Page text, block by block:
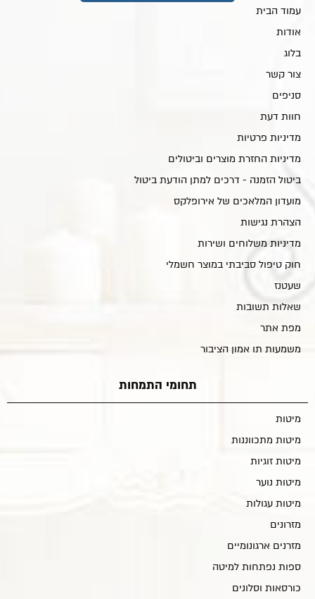
עמוד הבית
אודות
בלוג
צור קשר
סניפים
חוות דעת
מדיניות פרטיות
מדיניות החזרת מוצרים וביטולים
ביטול הזמנה - דרכים למתן הודעת ביטול
מועדון המלאכים של אירופלקס
הצהרת נגישות
מדיניות משלוחים ושירות
חוק טיפול סביבתי במוצר חשמלי
שעטנז
שאלות תשובות
מפת אתר
משמעות תו אמון הציבור
תחומי התמחות
מיטות
מיטות מתכווננות
מיטות זוגיות
מיטות נוער
מיטות עגולות
מזרונים
מזרנים ארגונומיים
ספות נפתחות למיטה
כורסאות וסלונים